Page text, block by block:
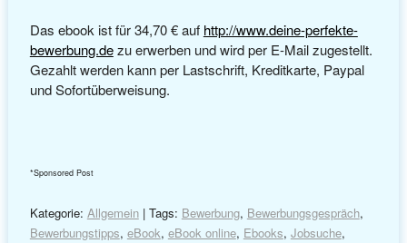
Das ebook ist für 34,70 € auf http://www.deine-perfekte-
bewerbung.dezu erwerben und wird per E-Mail zugestellt.
Gezahlt werden kann per Lastschrift, Kreditkarte, Paypal
und Sofortüberweisung.
*Sponsored Post
Kategorie: Allgemein| Tags: Bewerbung, Bewerbungsgespräch,
Bewerbungstipps, eBook, eBook online, Ebooks, Jobsuche,